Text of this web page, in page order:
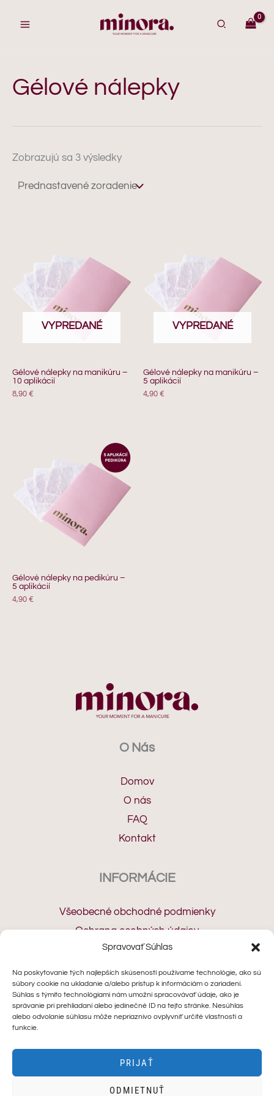
Spravovať Súhlas
Na poskytovanie tých najlepších skúseností používame technológie, ako sú
súbory cookie na ukladanie a/alebo prístup k informáciám o zariadení.
Súhlas s týmito technológiami nám umožní spracovávať údaje, ako je
správanie pri prehliadaní alebo jedinečné ID na tejto stránke. Nesúhlas
alebo odvolanie súhlasu môže nepriaznivo ovplyvniť určité vlastnosti a
funkcie.
PRIJAŤ
ODMIETNUŤ
Gélové nálepky
Zobrazujú sa 3 výsledky
VYPREDANÉ
Gélové nálepky na manikúru –
10 aplikácií
8,90 €
VYPREDANÉ
Gélové nálepky na manikúru –
5 aplikácií
4,90 €
Gélové nálepky na pedikúru –
5 aplikácií
4,90 €
O Nás
Domov
O nás
FAQ
Kontakt
INFORMÁCIE
Všeobecné obchodné podmienky
Ochrana osobných údajov
Cookies
Odstúpenie od zmluvy
Reklamačný protokol
+421 910 462 772